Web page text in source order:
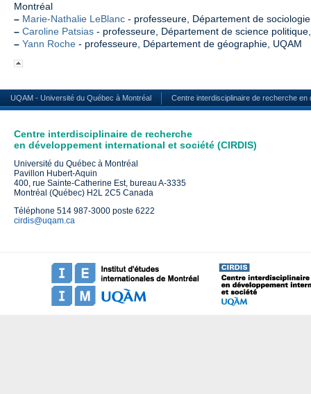
Montréal
– Marie-Nathalie LeBlanc - professeure, Département de
– Caroline Patsias - professeure, Département de science
– Yann Roche - professeure, Département de géographie, UQAM
UQAM - Université du Québec à Montréal Centre interdisciplinaire de recherche
Centre interdisciplinaire de recherche
en développement international et société (CIRDIS)
Université du Québec à Montréal
Pavillon Hubert-Aquin
400, rue Sainte-Catherine Est, bureau A-3335
Montréal (Québec) H2L 2C5 Canada
Téléphone 514 987-3000 poste 6222
cirdis@uqam.ca